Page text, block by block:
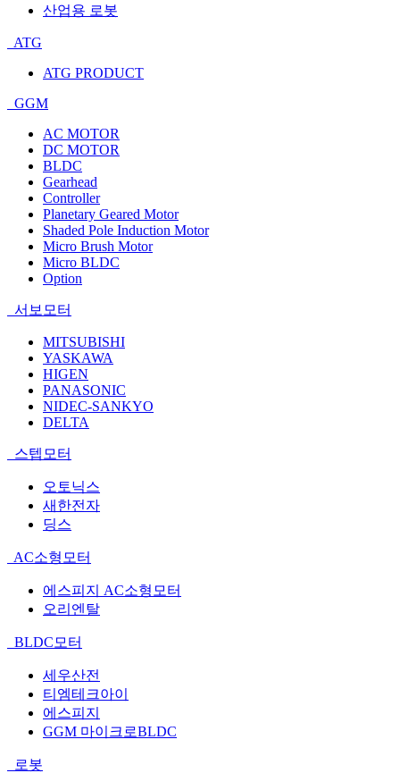
산업용 로봇
ATG
ATG PRODUCT
GGM
AC MOTOR
DC MOTOR
BLDC
Gearhead
Controller
Planetary Geared Motor
Shaded Pole Induction Motor
Micro Brush Motor
Micro BLDC
Option
서보모터
MITSUBISHI
YASKAWA
HIGEN
PANASONIC
NIDEC-SANKYO
DELTA
스텝모터
오토닉스
새한전자
딩스
AC소형모터
에스피지 AC소형모터
오리엔탈
BLDC모터
세우산전
티엠테크아이
에스피지
GGM 마이크로BLDC
로봇